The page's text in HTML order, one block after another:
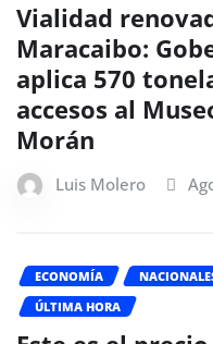
Vialidad
Maracaibo:
aplica 570
accesos al
Morán
Luis Molero
ECONOMÍA
ÚLTIMA HORA